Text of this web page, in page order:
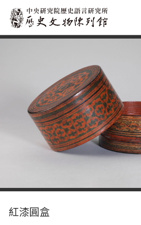
:::
紅漆圓盒